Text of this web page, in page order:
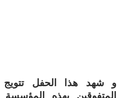
و شهد هذا الحفل تتويج
المتفوقين بهذه